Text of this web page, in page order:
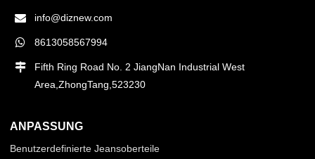
info@diznew.com
8613058567994
Fifth Ring Road No. 2 JiangNan Industrial West
Area,ZhongTang,523230
ANPASSUNG
Benutzerdefinierte Jeansoberteile